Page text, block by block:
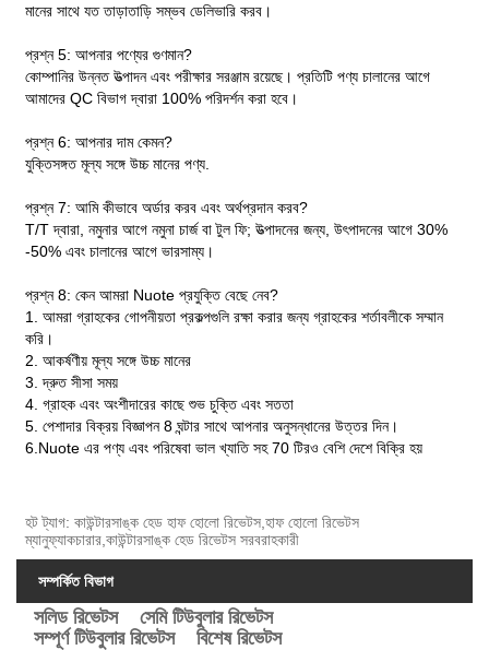
মানের সাথে যত তাড়াতাড়ি সম্ভব ডেলিভারি করব।
প্রশ্ন 5: আপনার পণ্যের গুণমান?
কোম্পানির উন্নত উত্পাদন এবং পরীক্ষার সরঞ্জাম রয়েছে। প্রতিটি পণ্য চালানের আগে
আমাদের QC বিভাগ দ্বারা 100% পরিদর্শন করা হবে।
প্রশ্ন 6: আপনার দাম কেমন?
যুক্তিসঙ্গত মূল্য সঙ্গে উচ্চ মানের পণ্য.
প্রশ্ন 7: আমি কীভাবে অর্ডার করব এবং অর্থপ্রদান করব?
T/T দ্বারা, নমুনার আগে নমুনা চার্জ বা টুল ফি; উত্পাদনের জন্য, উৎপাদনের আগে 30%
-50% এবং চালানের আগে ভারসাম্য।
প্রশ্ন 8: কেন আমরা Nuote প্রযুক্তি বেছে নেব?
1. আমরা গ্রাহকের গোপনীয়তা প্রকল্পগুলি রক্ষা করার জন্য গ্রাহকের শর্তাবলীকে সম্মান
করি।
2. আকর্ষণীয় মূল্য সঙ্গে উচ্চ মানের
3. দ্রুত সীসা সময়
4. গ্রাহক এবং অংশীদারের কাছে শুভ চুক্তি এবং সততা
5. পেশাদার বিক্রয় বিজ্ঞাপন 8 ঘন্টার সাথে আপনার অনুসন্ধানের উত্তর দিন।
6.Nuote এর পণ্য এবং পরিষেবা ভাল খ্যাতি সহ 70 টিরও বেশি দেশে বিক্রি হয়
হট ট্যাগ: কাউন্টারসাঙ্ক হেড হাফ হোলো রিভেটস,হাফ হোলো রিভেটস
ম্যানুফ্যাকচারার,কাউন্টারসাঙ্ক হেড রিভেটস সরবরাহকারী
সম্পর্কিত বিভাগ
সলিড রিভেটস
সেমি টিউবুলার রিভেটস
সম্পূর্ণ টিউবুলার রিভেটস
বিশেষ রিভেটস